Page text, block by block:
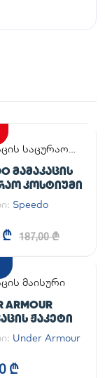
საცურაო
ᲛᲐᲛᲐᲙᲐᲪᲘᲡ
ᲙᲝᲡᲢᲘᲣᲛᲘ
Speedo
₾ 187,00 ₾
მაისური
ARMOUR
ᲟᲐᲙᲔᲢᲘ
Under Armour
₾